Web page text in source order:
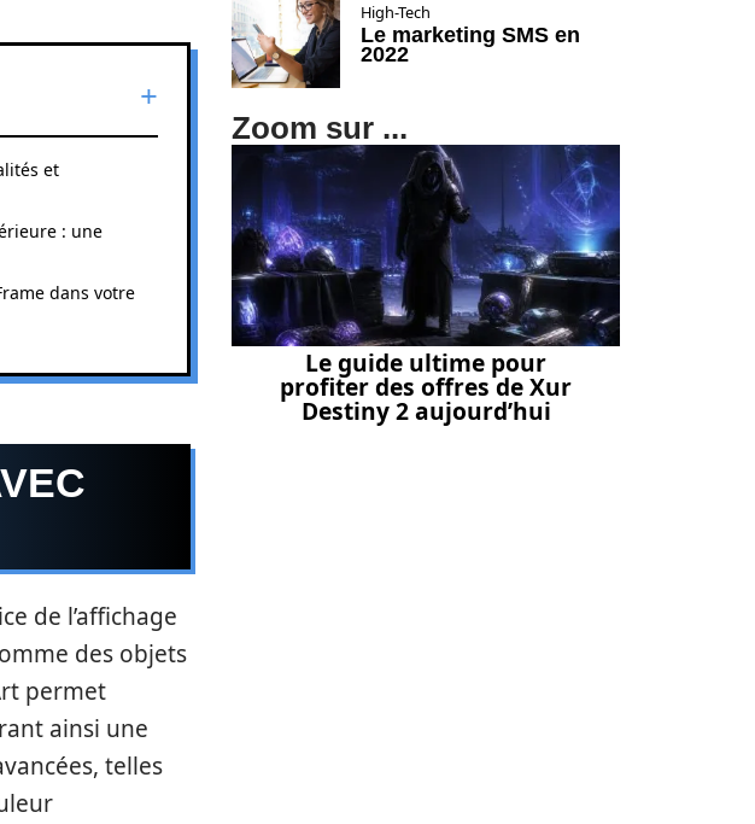
et
: une
dans votre
de l’affichage
des objets
permet
ainsi une
telles
High-Tech
Le marketing SMS en
2022
Zoom sur ...
Le guide ultime pour
profiter des offres de Xur
Destiny 2 aujourd’hui